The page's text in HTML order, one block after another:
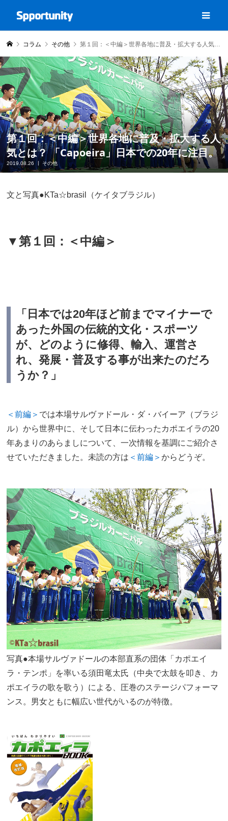
コラム その他 第１回：＜中編＞世界各地に普及・拡大する人気とは？ 「Capoeira」日本での20年に注目。
第１回：＜中編＞世界各地に普及・拡大する人
気とは？ 「Capoeira」日本での20年に注目。
2019.08.26 その他
文と写真●KTa☆brasil（ケイタブラジル）
▼第１回：＜中編＞
「日本では20年ほど前までマイナーで
あった外国の伝統的文化・スポーツ
が、どのように修得、輸入、運営さ
れ、発展・普及する事が出来たのだろ
うか？」
＜前編＞ では本場サルヴァドール・ダ・バイーア（ブラジ
ル）から世界中に、そして日本に伝わったカポエイラの20
年あまりのあらましについて、一次情報を基調にご紹介さ
せていただきました。未読の方は ＜前編＞からどうぞ。
写真●本場サルヴァドールの本部直系の団体「カポエイ
ラ・テンポ」を率いる須田竜太氏（中央で太鼓を叩き、カ
ポエイラの歌を歌う）による、圧巻のステージパフォーマ
ンス。男女ともに幅広い世代がいるのが特徴。